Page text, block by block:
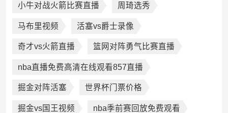
小牛对战火箭比赛直播 周琦选秀
马布里视频 活塞vs爵士录像
奇才vs火箭直播 篮网对阵勇气比赛直播
nba直播免费高清在线观看857直播
掘金对阵活塞 世界杯门票价格
掘金vs国王视频 nba季前赛回放免费观看